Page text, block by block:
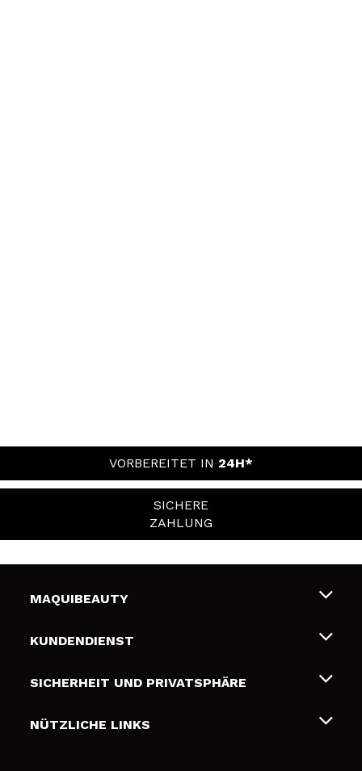
VORBEREITET IN 24H*
SICHERE
ZAHLUNG
MAQUIBEAUTY
Über uns
Geschenkkarten
KUNDENDIENST
Liefer- und Versandkosten
Zahlung
SICHERHEIT UND PRIVATSPHÄRE
Bedingungen und Datenschutz
NÜTZLICHE LINKS